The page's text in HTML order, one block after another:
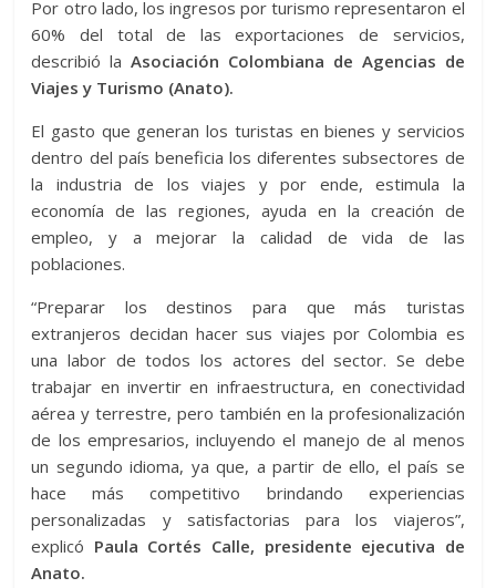
Por otro lado, los ingresos por turismo representaron el
60% del total de las exportaciones de servicios,
describió laAsociación Colombiana de Agencias de
Viajes y Turismo (Anato).
El gasto que generan los turistas en bienes y servicios
dentro del país beneficia los diferentes subsectores de
la industria de los viajes y por ende, estimula la
economía de las regiones, ayuda en la creación de
empleo, y a mejorar la calidad de vida de las
poblaciones.
“Preparar los destinos para que más turistas
extranjeros decidan hacer sus viajes por Colombia es
una labor de todos los actores del sector. Se debe
trabajar en invertir en infraestructura, en conectividad
aérea y terrestre, pero también en la profesionalización
de los empresarios, incluyendo el manejo de al menos
un segundo idioma, ya que, a partir de ello, el país se
hace más competitivo brindando experiencias
personalizadas y satisfactorias para los viajeros”,
explicó Paula Cortés Calle, presidente ejecutiva de
Anato.